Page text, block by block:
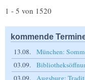
1 - 5 von 1520
kommende
13.08.
München:
03.09.
03.09.
Augsburg: